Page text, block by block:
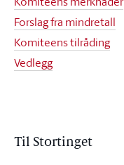
Forslag fra mindretall
Komiteens tilråding
Vedlegg
Til Stortinget